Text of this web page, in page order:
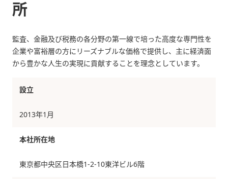
所
監査、金融及び税務の各分野の第一線で培った高度な専門性を
企業や富裕層の方にリーズナブルな価格で提供し、主に経済面
から豊かな人生の実現に貢献することを理念としています。
設立
2013年1月
本社所在地
東京都中央区日本橋1-2-10東洋ビル6階